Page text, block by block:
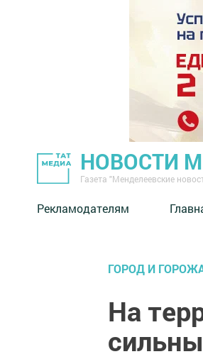
НОВОСТИ
Газета "Менделеевские
Рекламодателям
ГОРОД И
На